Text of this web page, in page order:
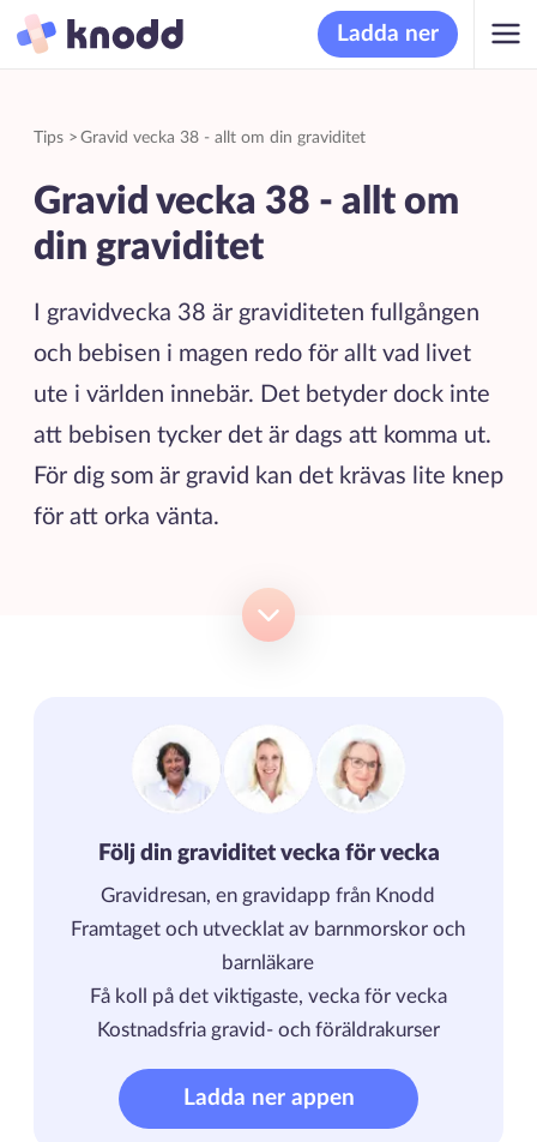
Ladda ner
Tips> Gravid vecka 38 - allt om din graviditet
Gravid vecka 38 - allt om
din graviditet
I gravidvecka 38 är graviditeten fullgången
och bebisen i magen redo för allt vad livet
ute i världen innebär. Det betyder dock inte
att bebisen tycker det är dags att komma ut.
För dig som är gravid kan det krävas lite knep
för att orka vänta.
Följ din graviditet vecka för vecka
Gravidresan, en gravidapp från Knodd
Framtaget och utvecklat av barnmorskor och
barnläkare
Få koll på det viktigaste, vecka för vecka
Kostnadsfria gravid- och föräldrakurser
Ladda ner appen